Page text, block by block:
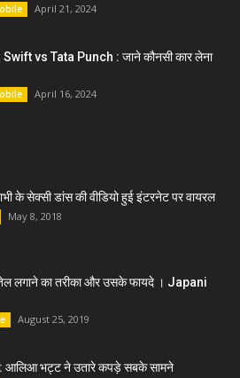
April 21, 2024
vs Tata Punch : जाने कौनसी कार लेना
April 16, 2024
के सेक्सी डांस की वीडियो हुई इंटरनेट पर वायरल
May 8, 2018
तेल लगाने का तरीका और उसके फायदे । Japani
August 25, 2019
आलिआ भट्ट ने उतारे कपड़े सबके सामने